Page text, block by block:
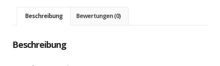
Beschreibung Bewertungen (0)
Beschreibung